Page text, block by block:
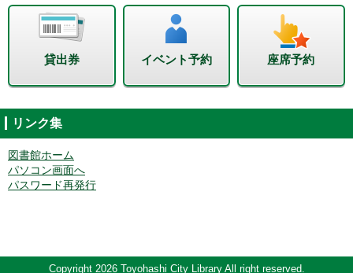
貸出券 イベント予約 座席予約
リンク集
図書館ホーム
パソコン画面へ
パスワード再発行
Copyright 2026 Toyohashi City Library All right reserved.